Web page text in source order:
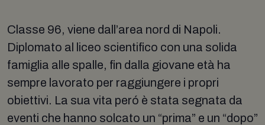
Classe 96, viene dall’area nord di Napoli.
Diplomato al liceo scientifico con una solida
famiglia alle spalle, fin dalla giovane età ha
sempre lavorato per raggiungere i propri
obiettivi. La sua vita peró è stata segnata da
eventi che hanno solcato un “prima” e un “dopo”